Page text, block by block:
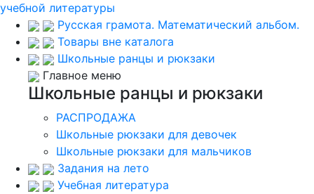
учебной литературы
Русская грамота. Математический альбом.
Товары вне каталога
Школьные ранцы и рюкзаки
Главное меню
Школьные ранцы и рюкзаки
РАСПРОДАЖА
Школьные рюкзаки для девочек
Школьные рюкзаки для мальчиков
Задания на лето
Учебная литература